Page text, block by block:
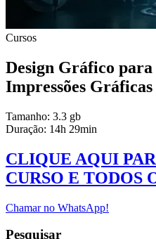
Cursos
Design Gráfico
Impressões
Tamanho: 3.3 gb
Duração: 14h 29min
CLIQUE AQUI
CURSO E TODOS
Chamar no WhatsApp!
Pesquisar